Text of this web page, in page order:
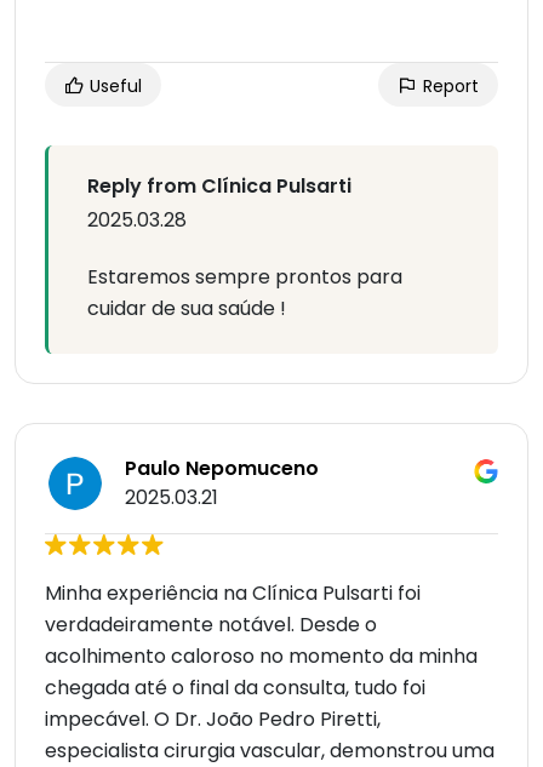
Useful Report
Reply from Clínica Pulsarti
2025.03.28
Estaremos sempre prontos para
cuidar de sua saúde !
Paulo Nepomuceno
2025.03.21
Minha experiência na Clínica Pulsarti foi
verdadeiramente notável. Desde o
acolhimento caloroso no momento da minha
chegada até o final da consulta, tudo foi
impecável. O Dr. João Pedro Piretti,
especialista cirurgia vascular, demonstrou uma